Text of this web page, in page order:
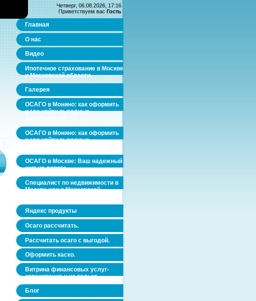
Четверг, 06.08.2026, 17:16
Приветствуем вас Гость
Главная
О нас
Видео
Ипотечное страхование в Москве
и Московской области.
Галерея
ОСАГО в Монино: как оформить
и где найти выгодные
ОСАГО в Монино: как оформить
и где найти выгодные
ОСАГО в Москве: Ваш надежный
щит на дороге
Специалист по недвижимости в
Москве или в Московской
Яндекс продукты
Осаго рассчитать.
Рассчитать осаго с выгодой.
Оформить каско.
Витрина финансовых услуг-
страхование и не только.
Блог